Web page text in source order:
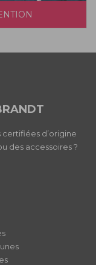
d’origine
des accessoires ?